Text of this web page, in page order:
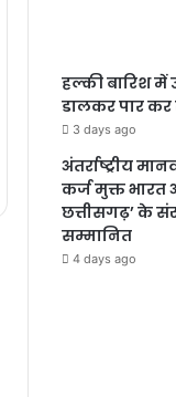
हल्की बारिश
डालकर पार कर
3 days ago
अंतर्राष्ट्रीय
कर्ज मुक्त भारत
छत्तीसगढ़’ के
सम्मानित
4 days ago